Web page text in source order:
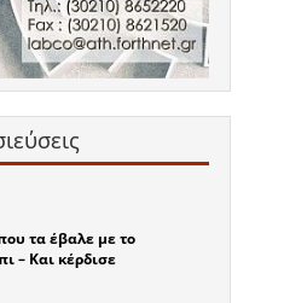
τα έβαλε με το
– Και κέρδισε